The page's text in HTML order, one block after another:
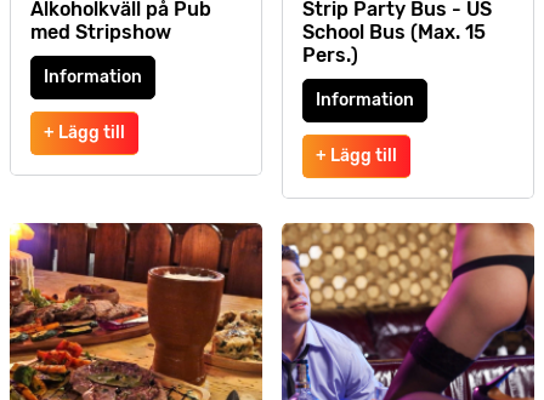
Alkoholkväll på Pub
med Stripshow
Information
+ Lägg till
Strip Party Bus - US
School Bus (Max. 15
Pers.)
Information
+ Lägg till